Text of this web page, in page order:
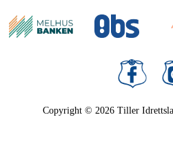
Copyright © 2026 Tiller